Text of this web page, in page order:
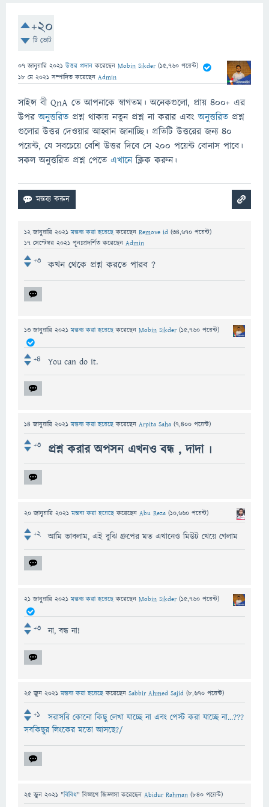
+20
টি ভোট
07 জানুয়ারি 2021 উত্তর প্রদান করেছেন Mobin Sikder (15,760 পয়েন্ট)
18 মে 2021 সম্পাদিত করেছেন Admin
সাইন্স বী QnA তে আপনাকে স্বাগতম। অনেকগুলো, প্রায় ৪০০+ এর
উপরঅনুত্তরিত প্রশ্ন থাকায় নতুন প্রশ্ন না করার এবংঅনুত্তরিতপ্রশ্ন
গুলোর উত্তর দেওয়ার আহ্বান জানাচ্ছি। প্রতিটি উত্তরের জন্য ৪০
পয়েন্ট, যে সবচেয়ে বেশি উত্তর দিবে সে ২০০ পয়েন্ট বোনাস পাবে।
সকল অনুত্তরিত প্রশ্ন পেতে এখানেক্লিক করুন।
12 জানুয়ারি 2021 মন্তব্য করা হয়েছেকরেছেন Remove id (34,670 পয়েন্ট)
17 সেপ্টেম্বর 2021 পূনঃপ্রদর্শিত করেছেন Admin
+3 কখন থেকে প্রশ্ন করতে পারব ?
13 জানুয়ারি 2021 মন্তব্য করা হয়েছেকরেছেন Mobin Sikder (15,760 পয়েন্ট)
+4 You can do it.
14 জানুয়ারি 2021 মন্তব্য করা হয়েছেকরেছেন Arpita Saha (7,400 পয়েন্ট)
+3 প্রশ্ন করার অপসন এখনও বন্ধ , দাদা ৷
20 জানুয়ারি 2021 মন্তব্য করা হয়েছেকরেছেন Abu Reza (10,660 পয়েন্ট)
+2 আমি ভাবলাম, এই বুঝি গ্রুপের মত এখানেও মিউট খেয়ে গেলাম
21 জানুয়ারি 2021 মন্তব্য করা হয়েছেকরেছেন Mobin Sikder (15,760 পয়েন্ট)
+3 না, বন্ধ না!
25 জুন 2021 মন্তব্য করা হয়েছেকরেছেন Sabbir Ahmed Sajid (8,670 পয়েন্ট)
+1
সরাসরি কোনো কিছু লেখা যাচ্ছে না এবং পেস্ট করা যাচ্ছে না...???
সবকিছুর লিংকের মতো আসছে?/
25 জুন 2021 "বিবিধ" বিভাগে জিজ্ঞাসাকরেছেন Abidur Rahman (840 পয়েন্ট)